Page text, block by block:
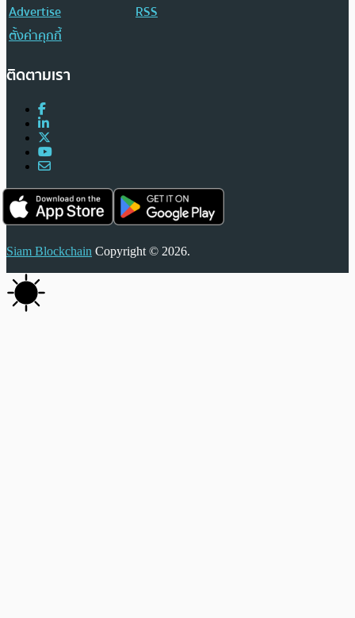
Advertise
RSS
ตั้งค่าคุกกี้
ติดตามเรา
Siam Blockchain Copyright © 2026.